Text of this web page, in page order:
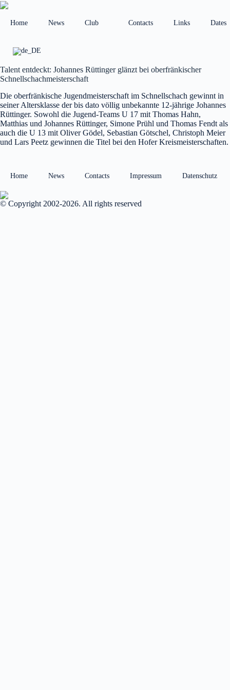
Skip
content
Home News Club Contacts Links Dates
Talent entdeckt: Johannes Rüttinger glänzt bei oberfränkischer
Schnellschachmeisterschaft
Die oberfränkische Jugendmeisterschaft im Schnellschach gewinnt in
seiner Altersklasse der bis dato völlig unbekannte 12-jährige Johannes
Rüttinger. Sowohl die Jugend-Teams U 17 mit Thomas Hahn,
Matthias und Johannes Rüttinger, Simone Prühl und Thomas Fendt als
auch die U 13 mit Oliver Gödel, Sebastian Götschel, Christoph Meier
und Lars Peetz gewinnen die Titel bei den Hofer Kreismeisterschaften.
Home News Contacts Impressum Datenschutz
© Copyright 2002-2026. All rights reserved